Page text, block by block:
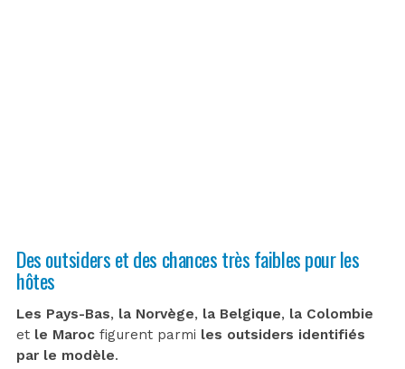
Des outsiders et des chances très faibles pour les
hôtes
Les Pays-Bas, la Norvège, la Belgique, la Colombie
et le Maroc figurent parmi les outsiders identifiés
par le modèle.